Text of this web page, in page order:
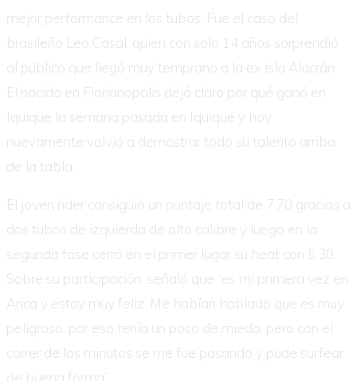
mejor performance en los tubos. Fue el caso del
brasileño Leo Casal, quien con solo 14 años sorprendió
al público que llegó muy temprano a la ex isla Alacrán.
El nacido en Florianopolis dejó claro por qué ganó en
Iquique la semana pasada en Iquique y hoy
nuevamente volvió a demostrar todo su talento arriba
de la tabla.
El joven rider consiguió un puntaje total de 7.70 gracias a
dos tubos de izquierda de alto calibre y luego en la
segunda fase cerró en el primer lugar su heat con 5.30.
Sobre su participación, señaló que “es mi primera vez en
Arica y estoy muy feliz. Me habían hablado que es muy
peligroso, por eso tenía un poco de miedo, pero con el
correr de los minutos se me fue pasando y pude surfear
de buena forma”.